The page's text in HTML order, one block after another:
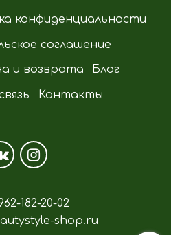
конфиденциальности
соглашение
и возврата Блог
Контакты
182-20-02
shop.ru